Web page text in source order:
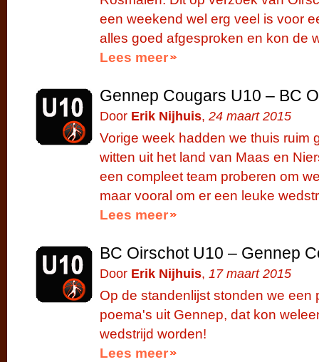
een weekend wel erg veel is voor
alles goed afgesproken en kon de
Lees meer
Gennep Cougars U10 – BC
Door Erik Nijhuis, 24 maart 2015
Vorige week hadden we thuis ruim
witten uit het land van Maas en
een compleet team proberen om
maar vooral om er een leuke
Lees meer
BC Oirschot U10 – Gennep
Door Erik Nijhuis, 17 maart 2015
Op de standenlijst stonden we een
poema's uit Gennep, dat kon
wedstrijd worden!
Lees meer